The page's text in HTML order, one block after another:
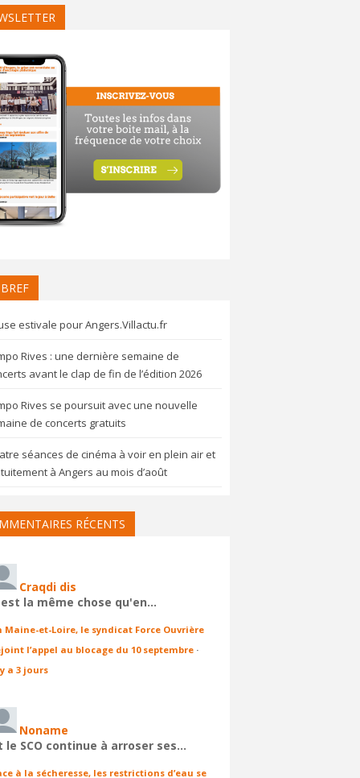
estivale pour Angers.Villactu.fr
Rives : une dernière semaine de
avant le clap de fin de l’édition 2026
Rives se poursuit avec une nouvelle
de concerts gratuits
séances de cinéma à voir en plein air et
à Angers au mois d’août
RÉCENTS
Craqdi dis
la même chose qu'en…
Maine-et-Loire, le syndicat Force Ouvrière
l’appel au blocage du 10 septembre ·
a 3 jours
Noname
le SCO continue à arroser ses…
à la sécheresse, les restrictions d’eau se